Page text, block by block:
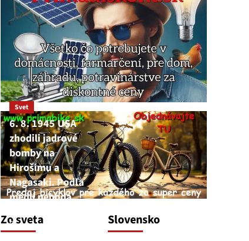
Zo sveta
Svet
6. 8. 1945 USA
zhodili jadrové
bomby na
Hirošimu a
Nagasaki. Podľa
médií nehoda
6. augusta 2026
Slovensko